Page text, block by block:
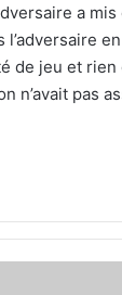
a
l’adversaire
de jeu et rien
n’avait pas